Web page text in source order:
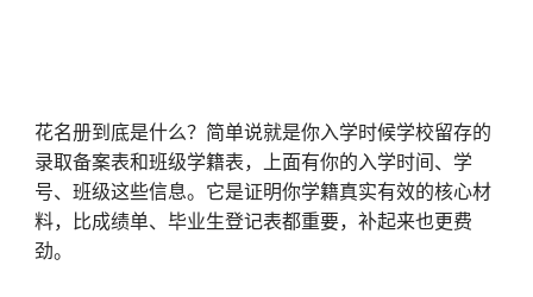
花名册到底是什么？简单说就是你入学时候学校留存的
录取备案表和班级学籍表，上面有你的入学时间、学
号、班级这些信息。它是证明你学籍真实有效的核心材
料，比成绩单、毕业生登记表都重要，补起来也更费
劲。